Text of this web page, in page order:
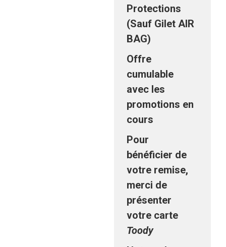
Protections
(Sauf Gilet AIR
BAG)
Offre
cumulable
avec les
promotions en
cours
Pour
bénéficier de
votre remise,
merci de
présenter
votre carte
Toody